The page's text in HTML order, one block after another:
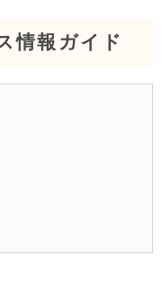
情報ガイド